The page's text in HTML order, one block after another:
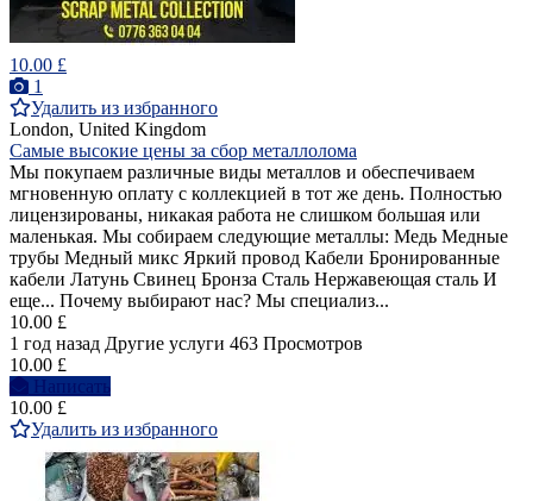
10.00 £
1
Удалить из избранного
London, United Kingdom
Самые высокие цены за сбор металлолома
Мы покупаем различные виды металлов и обеспечиваем
мгновенную оплату с коллекцией в тот же день. Полностью
лицензированы, никакая работа не слишком большая или
маленькая. Мы собираем следующие металлы: Медь Медные
трубы Медный микс Яркий провод Кабели Бронированные
кабели Латунь Свинец Бронза Сталь Нержавеющая сталь И
еще... Почему выбирают нас? Мы специализ...
10.00 £
1 год назад Другие услуги 463 Просмотров
10.00 £
Написать
10.00 £
Удалить из избранного